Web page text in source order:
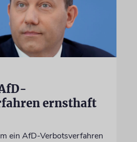
ernsthaft
ein AfD-Verbotsverfahren